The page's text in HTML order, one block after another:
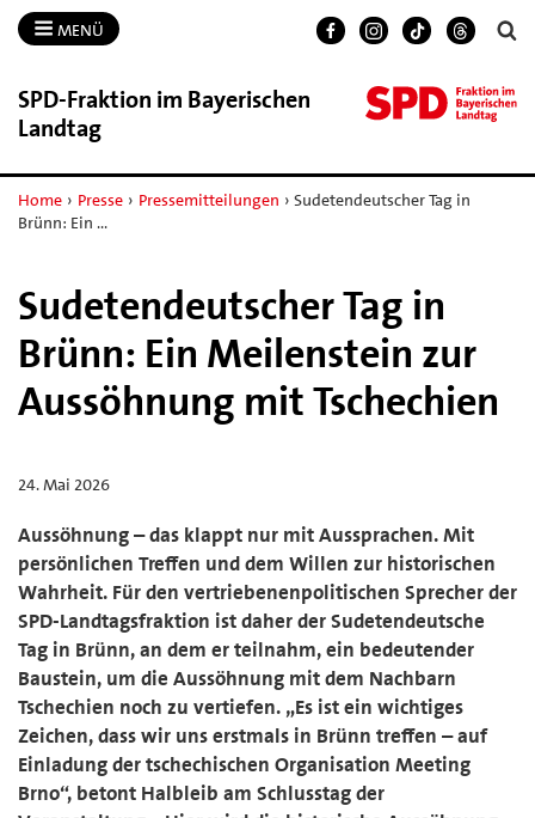
MENÜ
SPD-​Fraktion im Bayerischen
Landtag
Home › Presse › Pressemitteilungen › Sudetendeutscher Tag in
Brünn: Ein …
Sudetendeutscher Tag in
Brünn: Ein Meilenstein zur
Aussöhnung mit Tschechien
24. Mai 2026
Aussöhnung – das klappt nur mit Aussprachen. Mit
persönlichen Treffen und dem Willen zur historischen
Wahrheit. Für den vertriebenenpolitischen Sprecher der
SPD-Landtagsfraktion ist daher der Sudetendeutsche
Tag in Brünn, an dem er teilnahm, ein bedeutender
Baustein, um die Aussöhnung mit dem Nachbarn
Tschechien noch zu vertiefen. „Es ist ein wichtiges
Zeichen, dass wir uns erstmals in Brünn treffen – auf
Einladung der tschechischen Organisation Meeting
Brno“, betont Halbleib am Schlusstag der